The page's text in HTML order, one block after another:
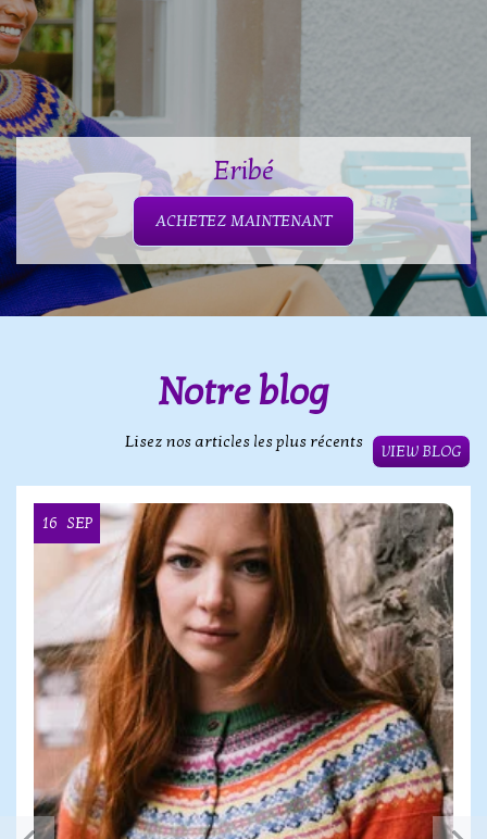
Eribé
ACHETEZ MAINTENANT
Notre blog
Lisez nos articles les plus récents
VIEW BLOG
16 SEP